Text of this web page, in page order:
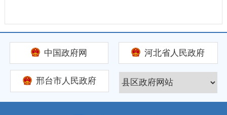
中国政府网 河北省人民政府
邢台市人民政府